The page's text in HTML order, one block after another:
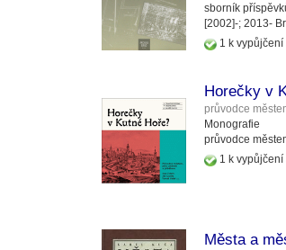
sborník
[2002]-; 2013-
1 k vypůjčení
Horečky v
průvodce
Monografie
průvodce
1 k
Města a